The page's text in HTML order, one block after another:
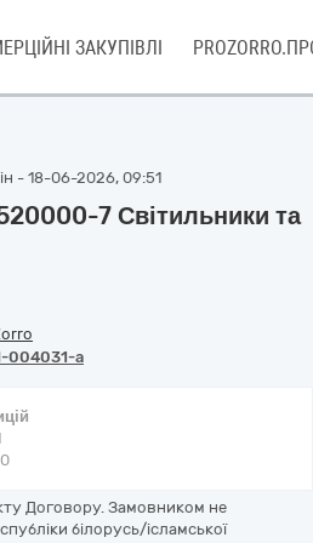
ЗАКУПІВЛІ
- 18-06-2026, 09:51
7 Світильники та
004031-a
Договору. Замовником не
білорусь/ісламської